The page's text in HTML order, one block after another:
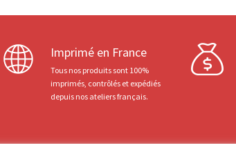
Imprimé en France
Tous nos produits sont 100%
imprimés, contrôlés et expédiés
depuis nos ateliers français.